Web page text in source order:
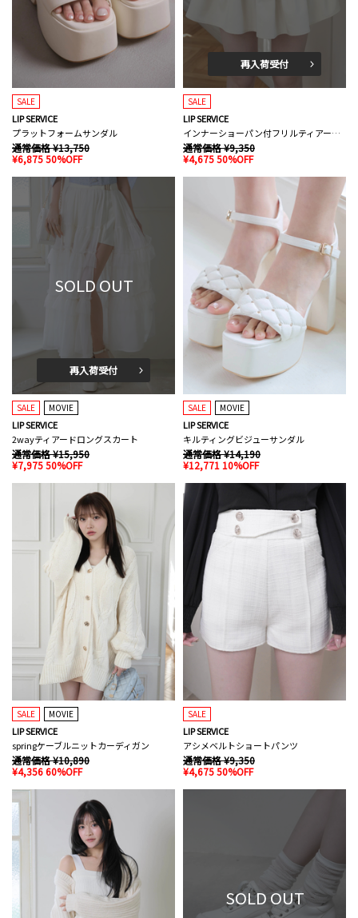
SALE
LIP SERVICE
プラットフォームサンダル
通常価格 ¥13,750
¥6,875 50%OFF
再入荷受付
SALE
LIP SERVICE
インナーショーパン付フリルティアードスカート
通常価格 ¥9,350
¥4,675 50%OFF
SOLD OUT
再入荷受付
SALE MOVIE
LIP SERVICE
2wayティアードロングスカート
通常価格 ¥15,950
¥7,975 50%OFF
SALE MOVIE
LIP SERVICE
キルティングビジューサンダル
通常価格 ¥14,190
¥12,771 10%OFF
SALE MOVIE
LIP SERVICE
springケーブルニットカーディガン
通常価格 ¥10,890
¥4,356 60%OFF
SALE
LIP SERVICE
アシメベルトショートパンツ
通常価格 ¥9,350
¥4,675 50%OFF
SOLD OUT